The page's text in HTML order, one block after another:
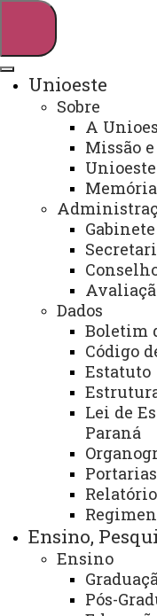
Webmail
Arquivo
Unioeste
Sobre
A
Missão
Dados
Boletim
Código
Estatuto
Lei de
Paraná
Portarias
Ensino,
Ensino
Pós-
Não
Clique aqui para
Veja